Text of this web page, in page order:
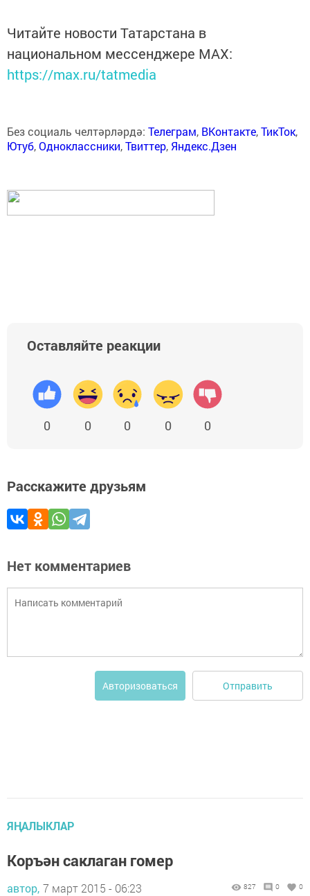
Читайте новости Татарстана в
национальном мессенджере MАХ:
https://max.ru/tatmedia
Без социаль челтәрләрдә: Телеграм, ВКонтакте,ТикТок,
Ютуб,Одноклассники,Твиттер, Яндекс.Дзен
Оставляйте реакции
0 0 0 0 0
Расскажите друзьям
Нет комментариев
Авторизоваться Отправить
ЯҢАЛЫКЛАР
Коръән саклаган гомер
автор, 7 март 2015 - 06:23 827 0 0